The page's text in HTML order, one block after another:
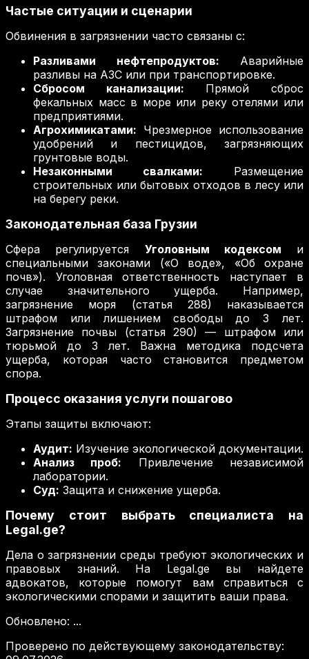
Частые ситуации и сценарии
Обвинения в загрязнении часто связаны с:
Разливами нефтепродуктов: Аварийные
разливы на АЗС или при транспортировке.
Сбросом канализации: Прямой сброс
фекальных масс в море или реку отелями или
предприятиями.
Агрохимикатами: Чрезмерное использование
удобрений и пестицидов, загрязняющих
грунтовые воды.
Незаконными свалками: Размещение
строительных или бытовых отходов в лесу или
на берегу реки.
Законодательная база Грузии
Сфера регулируется Уголовным кодексом и
специальными законами («О воде», «Об охране
почв»). Уголовная ответственность наступает в
случае значительного ущерба. Например,
загрязнение моря (статья 288) наказывается
штрафом или лишением свободы до 3 лет.
Загрязнение почвы (статья 290) — штрафом или
тюрьмой до 3 лет. Важна методика подсчета
ущерба, которая часто становится предметом
спора.
Процесс оказания услуги пошагово
Этапы защиты включают:
Аудит: Изучение экологической документации.
Анализ проб: Привлечение независимой
лаборатории.
Суд: Защита и снижение ущерба.
Почему стоит выбрать специалиста на
Legal.ge?
Дела о загрязнении среды требуют экологических и
правовых знаний. На Legal.ge вы найдете
адвокатов, которые помогут вам справиться с
экологическими спорами и защитить ваши права.
Обновлено: ...
Проверено по действующему законодательству: